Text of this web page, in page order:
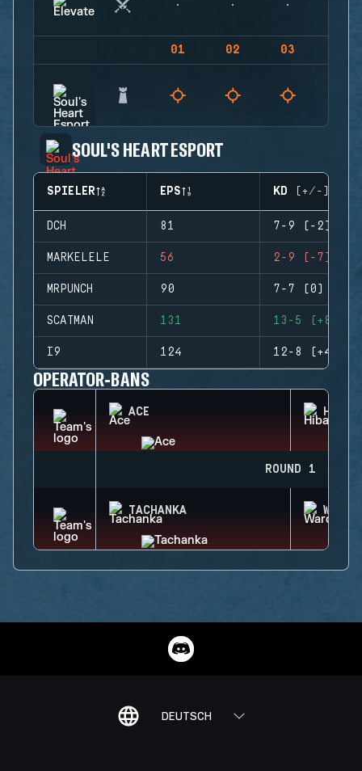
01 02 03
SOUL'S HEART ESPORT
SPIELER EPS KD (+/-)
DCH 81 7-9 (-2)
MARKELELE 56 2-9 (-7)
MRPUNCH 90 7-7 (0)
SCATMAN 131 13-5 (+8)
I9 124 12-8 (+4)
OPERATOR-BANS
ACE
ROUND 1
TACHANKA
DEUTSCH